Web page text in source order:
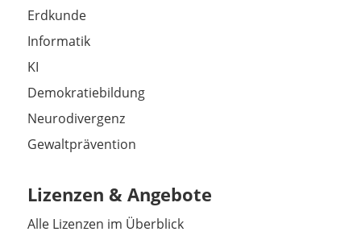
Erdkunde
Informatik
KI
Demokratiebildung
Neurodivergenz
Gewaltprävention
Lizenzen & Angebote
Alle Lizenzen im Überblick